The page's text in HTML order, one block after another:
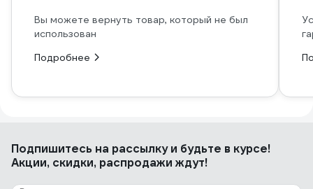
Вы можете вернуть товар, который не был
использован
Подробнее
Подпишитесь на рассылкуи будьте в курсе!
Акции, скидки, распродажи ждут!